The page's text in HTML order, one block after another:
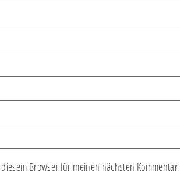
Browser für meinen nächsten